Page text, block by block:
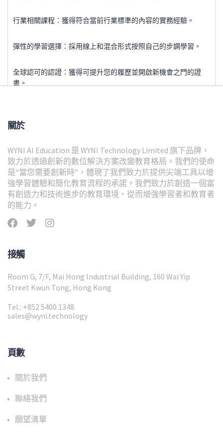
行業相關課程：獲得符合當前行業標準的內容的實務經驗。
彈性的學習選擇：採用線上和混合形式按照自己的步調學習。
全球認可的認證：獲得可提升您的履歷並開啟新機會之門的證
書。
關於
WYNI AI Education 是 WYNI Technology Limited 旗下品牌，
致力於透過創新的數位解決方案改變教育格局。我們的使命
是“當您需要創新時”，體現了我們致力於提供尖端工具以增
強學習體驗和簡化教育流程的承諾。我們致力於創造一個富
有創造力和技術進步的教育環境，從而增強學習者和教育者
的能力。
接觸
Room G, 7/F, Mai Hong Industrial Building, 160 Wai Yip
Street Kwun Tong, Hong Kong
Tel.: +852 5400 1348
sales@wyni.technology
頁數
關於我們
聯絡我們
願望清單